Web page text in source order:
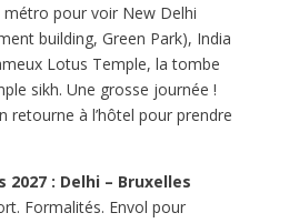
métro pour voir New Delhi
building, Green Park), India
Lotus Temple, la tombe
sikh. Une grosse journée !
retourne à l’hôtel pour prendre
2027 : Delhi – Bruxelles
Formalités. Envol pour